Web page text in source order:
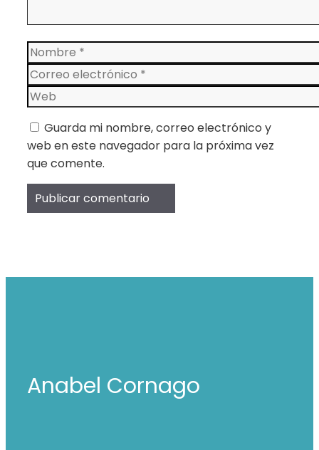
Nombre
Correo
electrónico
Web
Guarda mi nombre, correo electrónico y
web en este navegador para la próxima vez
que comente.
Anabel Cornago